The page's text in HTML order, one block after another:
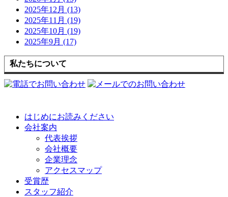
2025年12月 (13)
2025年11月 (19)
2025年10月 (19)
2025年9月 (17)
私たちについて
はじめにお読みください
会社案内
代表挨拶
会社概要
企業理念
アクセスマップ
受賞歴
スタッフ紹介